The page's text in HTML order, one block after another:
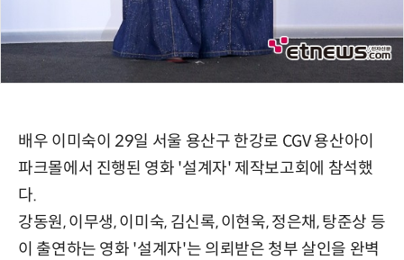
배우 이미숙이 29일 서울 용산구 한강로 CGV 용산아이
파크몰에서 진행된 영화 '설계자' 제작보고회에 참석했
다.
강동원, 이무생, 이미숙, 김신록, 이현욱, 정은채, 탕준상 등
이 출연하는 영화 '설계자'는 의뢰받은 청부 살인을 완벽